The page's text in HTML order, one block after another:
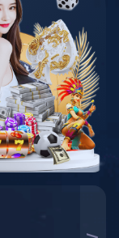
地，产能充足，
项国际国内权威认